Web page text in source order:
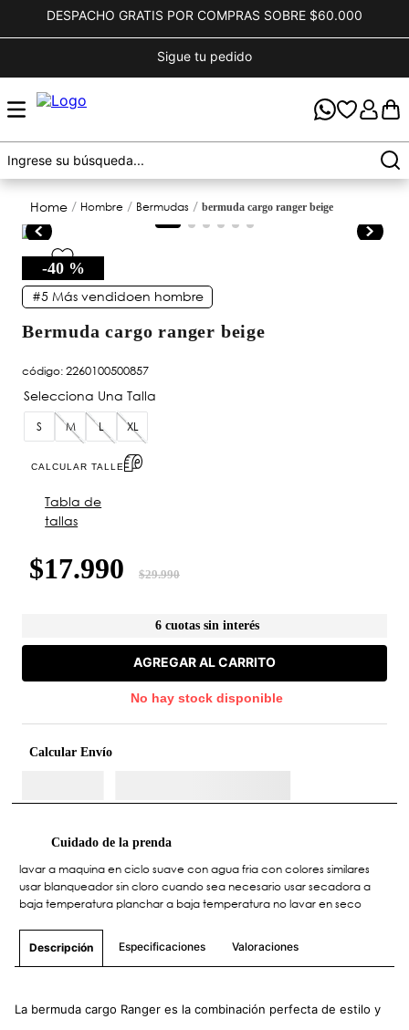
DESPACHO GRATIS POR COMPRAS SOBRE $60.000
Sigue tu pedido
hombre bermudas bermuda cargo ranger beige
-40 %
#5 Más vendidoen hombre
bermuda cargo ranger beige
código:2260100500857
S M L XL
CALCULAR TALLE
Tabla de
tallas
$17.990 $29.990
6 cuotas sin interés
AGREGAR AL CARRITO
No hay stock disponible
Calcular Envío
Cuidado de la prenda
lavar a maquina en ciclo suave con agua fria con colores similares
usar blanqueador sin cloro cuando sea necesario usar secadora a
baja temperatura planchar a baja temperatura no lavar en seco
Descripción Especificaciones Valoraciones
La bermuda cargo Ranger es la combinación perfecta de estilo y